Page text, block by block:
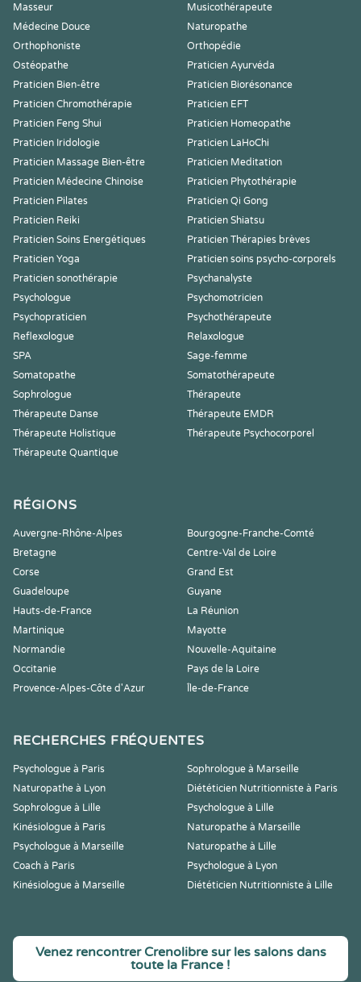
Masseur
Musicothérapeute
Médecine Douce
Naturopathe
Orthophoniste
Orthopédie
Ostéopathe
Praticien Ayurvéda
Praticien Bien-être
Praticien Biorésonance
Praticien Chromothérapie
Praticien EFT
Praticien Feng Shui
Praticien Homeopathe
Praticien Iridologie
Praticien LaHoChi
Praticien Massage Bien-être
Praticien Meditation
Praticien Médecine Chinoise
Praticien Phytothérapie
Praticien Pilates
Praticien Qi Gong
Praticien Reiki
Praticien Shiatsu
Praticien Soins Energétiques
Praticien Thérapies brèves
Praticien Yoga
Praticien soins psycho-corporels
Praticien sonothérapie
Psychanalyste
Psychologue
Psychomotricien
Psychopraticien
Psychothérapeute
Reflexologue
Relaxologue
SPA
Sage-femme
Somatopathe
Somatothérapeute
Sophrologue
Thérapeute
Thérapeute Danse
Thérapeute EMDR
Thérapeute Holistique
Thérapeute Psychocorporel
Thérapeute Quantique
RÉGIONS
Auvergne-Rhône-Alpes
Bourgogne-Franche-Comté
Bretagne
Centre-Val de Loire
Corse
Grand Est
Guadeloupe
Guyane
Hauts-de-France
La Réunion
Martinique
Mayotte
Normandie
Nouvelle-Aquitaine
Occitanie
Pays de la Loire
Provence-Alpes-Côte d'Azur
Île-de-France
RECHERCHES FRÉQUENTES
Psychologue à Paris
Sophrologue à Marseille
Naturopathe à Lyon
Diététicien Nutritionniste à Paris
Sophrologue à Lille
Psychologue à Lille
Kinésiologue à Paris
Naturopathe à Marseille
Psychologue à Marseille
Naturopathe à Lille
Coach à Paris
Psychologue à Lyon
Kinésiologue à Marseille
Diététicien Nutritionniste à Lille
Venez rencontrer Crenolibre sur les salons dans
toute la France !